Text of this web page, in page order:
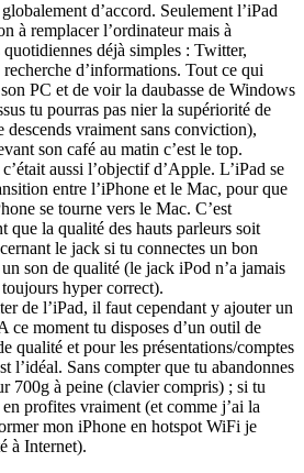
d’accord. Seulement l’iPad
à remplacer l’ordinateur mais à
déjà simples : Twitter,
d’informations. Tout ce qui
PC et de voir la daubasse de Windows
tu pourras pas nier la supériorité de
descends vraiment sans conviction),
son café au matin c’est le top.
aussi l’objectif d’Apple. L’iPad se
entre l’iPhone et le Mac, pour que
se tourne vers le Mac. C’est
que la qualité des hauts parleurs soit
le jack si tu connectes un bon
son de qualité (le jack iPod n’a jamais
hyper correct).
de l’iPad, il faut cependant y ajouter un
ce moment tu disposes d’un outil de
qualité et pour les présentations/comptes
l’idéal. Sans compter que tu abandonnes
700g à peine (clavier compris) ; si tu
profites vraiment (et comme j’ai la
mon iPhone en hotspot WiFi je
à Internet).